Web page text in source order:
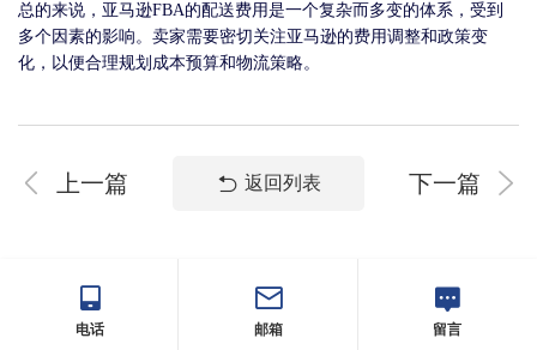
总的来说，亚马逊FBA的配送费用是一个复杂而多变的体系，受到
多个因素的影响。卖家需要密切关注亚马逊的费用调整和政策变
化，以便合理规划成本预算和物流策略。
上一篇 返回列表 下一篇
电话 邮箱 留言